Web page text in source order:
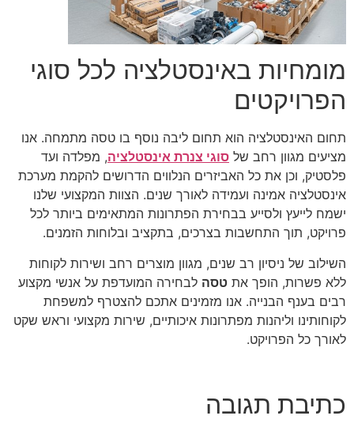
מומחיות באינסטלציה לכל סוגי
הפרויקטים
תחום האינסטלציה הוא תחום ליבה נוסף בו טסה מתמחה. אנו
מציעים מגוון רחב של סוגי צנרת אינסטלציה, מפלדה ועד
פלסטיק, וכן את כל האביזרים הנלווים הדרושים להקמת מערכת
אינסטלציה אמינה ועמידה לאורך שנים. הצוות המקצועי שלנו
ישמח לייעץ ולסייע בבחירת הפתרונות המתאימים ביותר לכל
פרויקט, תוך התחשבות בצרכים, בתקציב ובלוחות הזמנים.
השילוב של ניסיון רב שנים, מגוון מוצרים רחב ושירות לקוחות
ללא פשרות, הופך את טסה לבחירה המועדפת על אנשי מקצוע
רבים בענף הבנייה. אנו מזמינים אתכם להצטרף למשפחת
לקוחותינו וליהנות מפתרונות איכותיים, שירות מקצועי וראש שקט
לאורך כל הפרויקט.
כתיבת תגובה